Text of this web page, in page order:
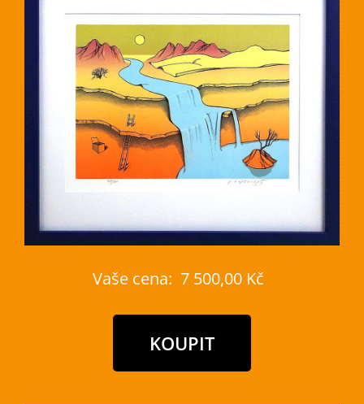
Vaše cena: 7 500,00 Kč